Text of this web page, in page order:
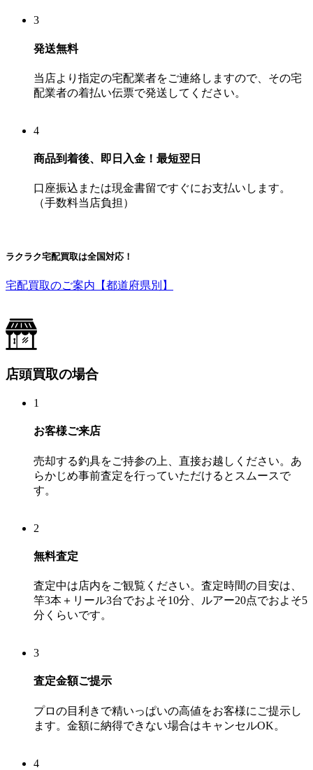
3
発送無料
当店より指定の宅配業者をご連絡しますので、その宅
配業者の着払い伝票で発送してください。
4
商品到着後、即日入金！ 最短翌日
口座振込または現金書留ですぐにお支払いします。
（手数料当店負担）
ラクラク宅配買取は全国対応！
宅配買取のご案内【都道府県別】
店頭買取の場合
1
お客様ご来店
売却する釣具をご持参の上、直接お越しください。あ
らかじめ事前査定を行っていただけるとスムースで
す。
2
無料査定
査定中は店内をご観覧ください。査定時間の目安は、
竿3本＋リール3台でおよそ10分、ルアー20点でおよそ5
分くらいです。
3
査定金額ご提示
プロの目利きで精いっぱいの高値をお客様にご提示し
ます。金額に納得できない場合はキャンセルOK。
4